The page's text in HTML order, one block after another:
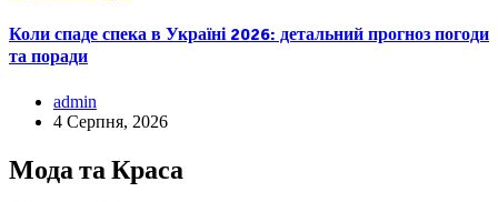
Коли спаде спека в Україні 2026: детальний прогноз погоди
та поради
admin
4 Серпня, 2026
Мода та Краса